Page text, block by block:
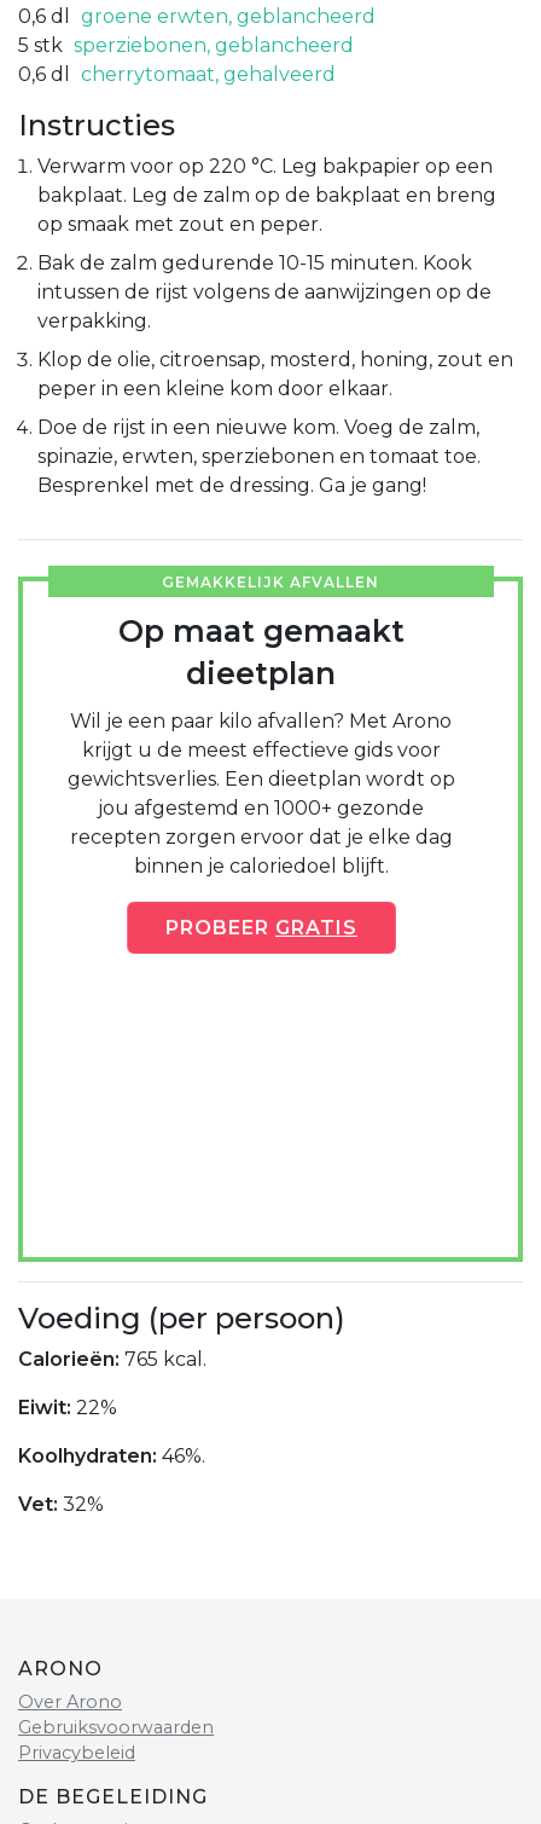
0,6 dl
groene erwten, geblancheerd
5 stk sperziebonen, geblancheerd
0,6 dl cherrytomaat, gehalveerd
Instructies
Verwarm voor op 220 °C. Leg bakpapier op een
bakplaat. Leg de zalm op de bakplaat en breng
op smaak met zout en peper.
Bak de zalm gedurende 10-15 minuten. Kook
intussen de rijst volgens de aanwijzingen op de
verpakking.
Klop de olie, citroensap, mosterd, honing, zout en
peper in een kleine kom door elkaar.
Doe de rijst in een nieuwe kom. Voeg de zalm,
spinazie, erwten, sperziebonen en tomaat toe.
Besprenkel met de dressing. Ga je gang!
GEMAKKELIJK AFVALLEN
Op maat gemaakt
dieetplan
Wil je een paar kilo afvallen? Met Arono
krijgt u de meest effectieve gids voor
gewichtsverlies. Een dieetplan wordt op
jou afgestemd en 1000+ gezonde
recepten zorgen ervoor dat je elke dag
binnen je caloriedoel blijft.
PROBEER GRATIS
Voeding (per persoon)
Calorieën: 765 kcal.
Eiwit: 22%
Koolhydraten: 46%.
Vet: 32%
ARONO
Over Arono
Gebruiksvoorwaarden
Privacybeleid
DE BEGELEIDING